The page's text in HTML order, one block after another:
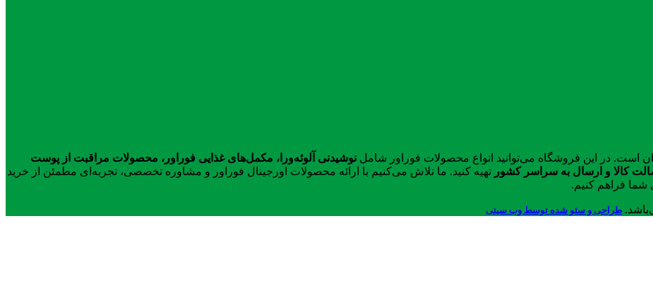
است. در این فروشگاه می‌توانید انواع محصولات فوراور شامل نوشیدنی آلوئه‌ورا، مکمل‌های غذایی فوراور، محصولات مراقبت از پوست
کالا و ارسال به سراسر کشور تهیه کنید. ما تلاش می‌کنیم با ارائه محصولات اورجینال فوراور و مشاوره تخصصی، تجربه‌ای مطمئن از خرید
شما فراهم کنیم.
طراحی و سئو شده توسط وب سیتی